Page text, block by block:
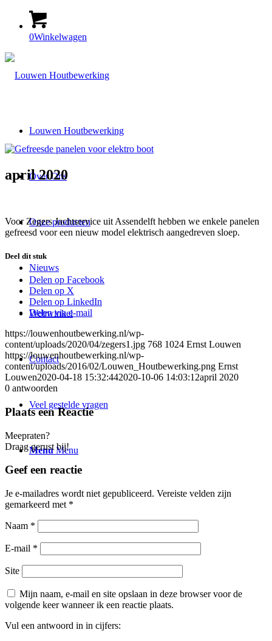
0Winkelwagen
Louwen Houtbewerking
Over Ons
Onze producten
Nieuws
Webwinkel
Contact
Veel gestelde vragen
Menu Menu
april 2020
Voor Zegers Jachtservice uit Assendelft hebben we enkele panelen
gefreesd voor een nieuw model elektrisch aangedreven sloep.
Deel dit stuk
Delen op Facebook
Delen op X
Delen op LinkedIn
Delen via e-mail
https://louwenhoutbewerking.nl/wp-
content/uploads/2020/04/zegers1.jpg 768 1024 Ernst Louwen
https://louwenhoutbewerking.nl/wp-
content/uploads/2016/02/Louwen_Houtbewerking.png Ernst
Louwen2020-04-18 15:32:442020-10-06 14:03:12april 2020
0 antwoorden
Plaats een Reactie
Meepraten?
Draag gerust bij!
Geef een reactie
Je e-mailadres wordt niet gepubliceerd. Vereiste velden zijn
gemarkeerd met *
Naam *
E-mail *
Site
Mijn naam, e-mail en site opslaan in deze browser voor de
volgende keer wanneer ik een reactie plaats.
Vul een antwoord in in cijfers: